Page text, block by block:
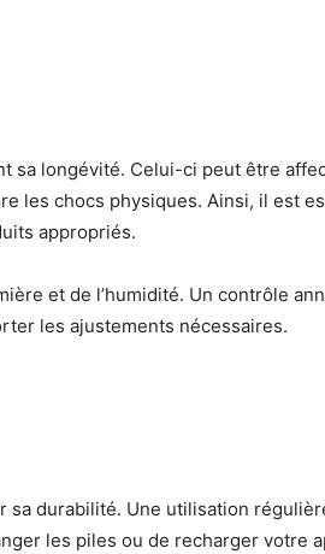
sa longévité. Celui-ci peut être
les chocs physiques. Ainsi, il est
appropriés.
et de l’humidité. Un contrôle
les ajustements nécessaires.
sa durabilité. Une utilisation
les piles ou de recharger votre